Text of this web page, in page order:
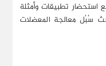
ما تمكَّنت الدول من تطويره من بنى تحتية تقنية لمجابهة انتشار فيروس كوفيد-19، مع استحضار تطبيقات وأمثلة
سُبُل معالجة المعضلات